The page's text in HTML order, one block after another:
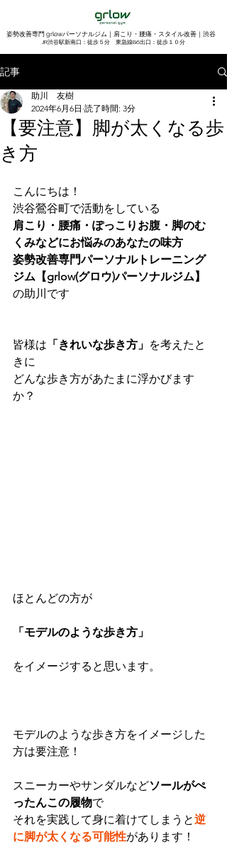
姿勢改善専門 grlowパーソナルジム｜肩こり・腰痛・スタイル改善｜渋谷
​JR渋谷駅新南口：徒歩５分 東急線B6出口：徒歩１０分
記事
【要注意】脚が太くなる歩
き方
助川 友樹
2024年6月6日 読了時間: 3分
こんにちは！
渋谷鶯谷町で活動をしている
肩こり・腰痛・ぽっこりお腹・脚のむ
くみなどにお悩みのあなたの味方
姿勢改善専門パーソナルトレーニング
ジム【grlow(グロウ)パーソナルジム】
の助川です
皆様は 「きれいな歩き方」 を考えたと
きに
どんな歩き方があたまに浮かびます
か？
ほとんどの方が
「モデルのような歩き方」
をイメージすると思います。
モデルのような歩き方をイメージした
方は要注意！
スニーカーやサンダルなどソールがぺ
ったんこの履物で
それを実践して身に着けてしまうと逆
に脚が太くなる可能性があります！